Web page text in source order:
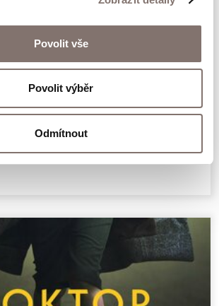
Povolit vše
Povolit výběr
Odmítnout
pravdivý příběh o utrpení a
o odvaze, houževnatosti a